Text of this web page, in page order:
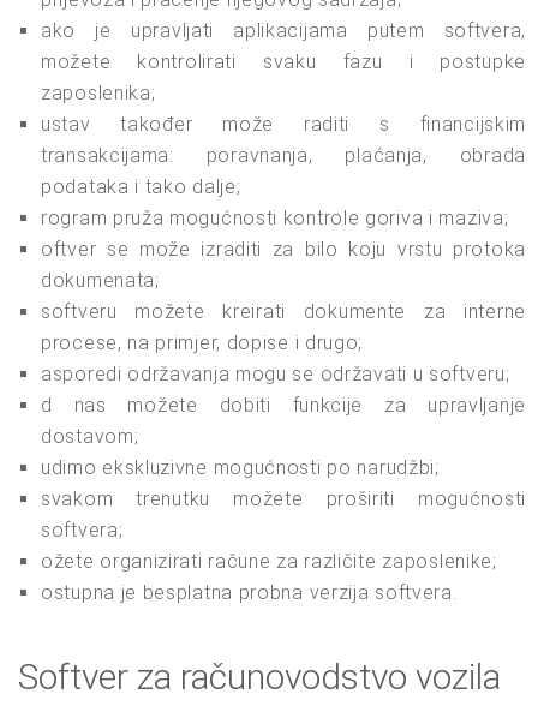
ako je upravljati aplikacijama putem softvera,
možete kontrolirati svaku fazu i postupke
zaposlenika;
ustav također može raditi s financijskim
transakcijama: poravnanja, plaćanja, obrada
podataka i tako dalje;
rogram pruža mogućnosti kontrole goriva i maziva;
oftver se može izraditi za bilo koju vrstu protoka
dokumenata;
softveru možete kreirati dokumente za interne
procese, na primjer, dopise i drugo;
asporedi održavanja mogu se održavati u softveru;
d nas možete dobiti funkcije za upravljanje
dostavom;
udimo ekskluzivne mogućnosti po narudžbi;
svakom trenutku možete proširiti mogućnosti
softvera;
ožete organizirati račune za različite zaposlenike;
ostupna je besplatna probna verzija softvera.
Softver za računovodstvo vozila